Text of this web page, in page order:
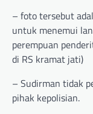
– foto tersebut
untuk menemui
perempuan
di RS kramat jati)
– Sudirman tidak
pihak kepolisian.